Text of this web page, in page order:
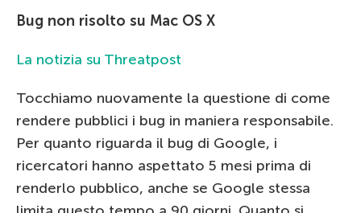
Bug non risolto su Mac OS X
La notizia su Threatpost
Tocchiamo nuovamente la questione di come
rendere pubblici i bug in maniera responsabile.
Per quanto riguarda il bug di Google, i
ricercatori hanno aspettato 5 mesi prima di
renderlo pubblico, anche se Google stessa